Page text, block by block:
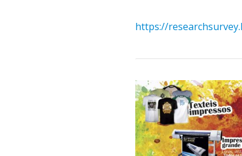
https://